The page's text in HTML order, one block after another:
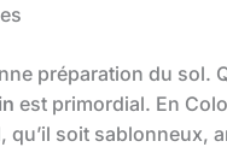
préparation du sol.
est primordial. En
soit sablonneux,